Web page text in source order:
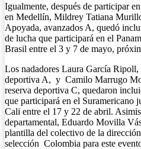
Igualmente, después de participar
en Medellín, Mildrey Tatiana
Apoyada, avanzados A, quedó
de lucha que participará en el
Brasil entre el 3 y 7 de mayo,
Los nadadores Laura García
deportiva A, y Camilo Marrugo
reserva deportiva C, quedaron
que participará en el Suramericano
Cali entre el 17 y 22 de abril.
departamental, Eduardo Movilla
plantilla del colectivo de la
selección Colombia para este